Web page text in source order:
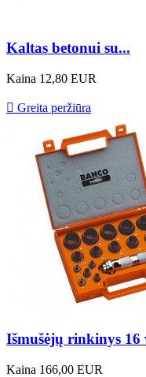
Kaltas betonui su...
Kaina 12,80 EUR
 Greita peržiūra
Išmušėjų rinkinys 16
Kaina 166,00 EUR